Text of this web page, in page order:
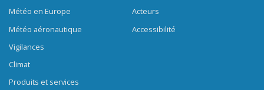
Météo en Europe
Météo aéronautique
Vigilances
Climat
Produits et services
Acteurs
Accessibilité